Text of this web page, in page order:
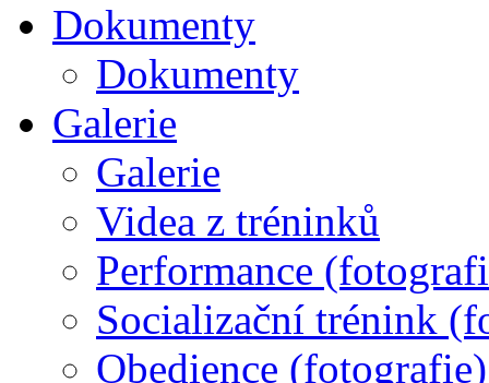
Dokumenty
Dokumenty
Galerie
Galerie
Videa z tréninků
Performance
Socializační trénink
Obedience (fotografie)